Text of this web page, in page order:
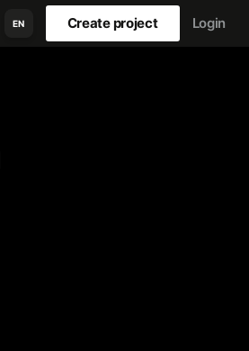
EN Create project Login